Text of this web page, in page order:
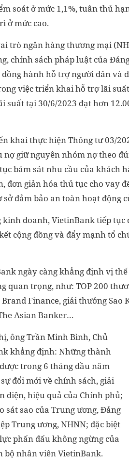
soát ở mức 1,1%, tuân thủ
ở mức cao.
trò ngân hàng thương mại
chính sách pháp luật của
hành hỗ trợ người dân và
việc triển khai hỗ trợ lãi
suất tại 30/6/2023 đạt hơn
khai thực hiện Thông tư 03/
nợ giữ nguyên nhóm nợ theo
bám sát nhu cầu của khách
đơn giản hóa thủ tục cho vay
đảm bảo an toàn hoạt động
kinh doanh, VietinBank tiếp tục
cộng đồng và đẩy mạnh tổ
ngày càng khẳng định vị
quan trọng, như: TOP 200
Finance, giải thưởng Sao
Asian Banker…
ông Trần Minh Bình, Chủ
khẳng định: Những thành
trong 6 tháng đầu năm
đổi mới về chính sách, giải
diện, hiệu quả của Chính phủ;
sát sao của Trung ương, Đảng
Trung ương, NHNN; đặc biệt
phấn đấu không ngừng của
bộ nhân viên VietinBank.